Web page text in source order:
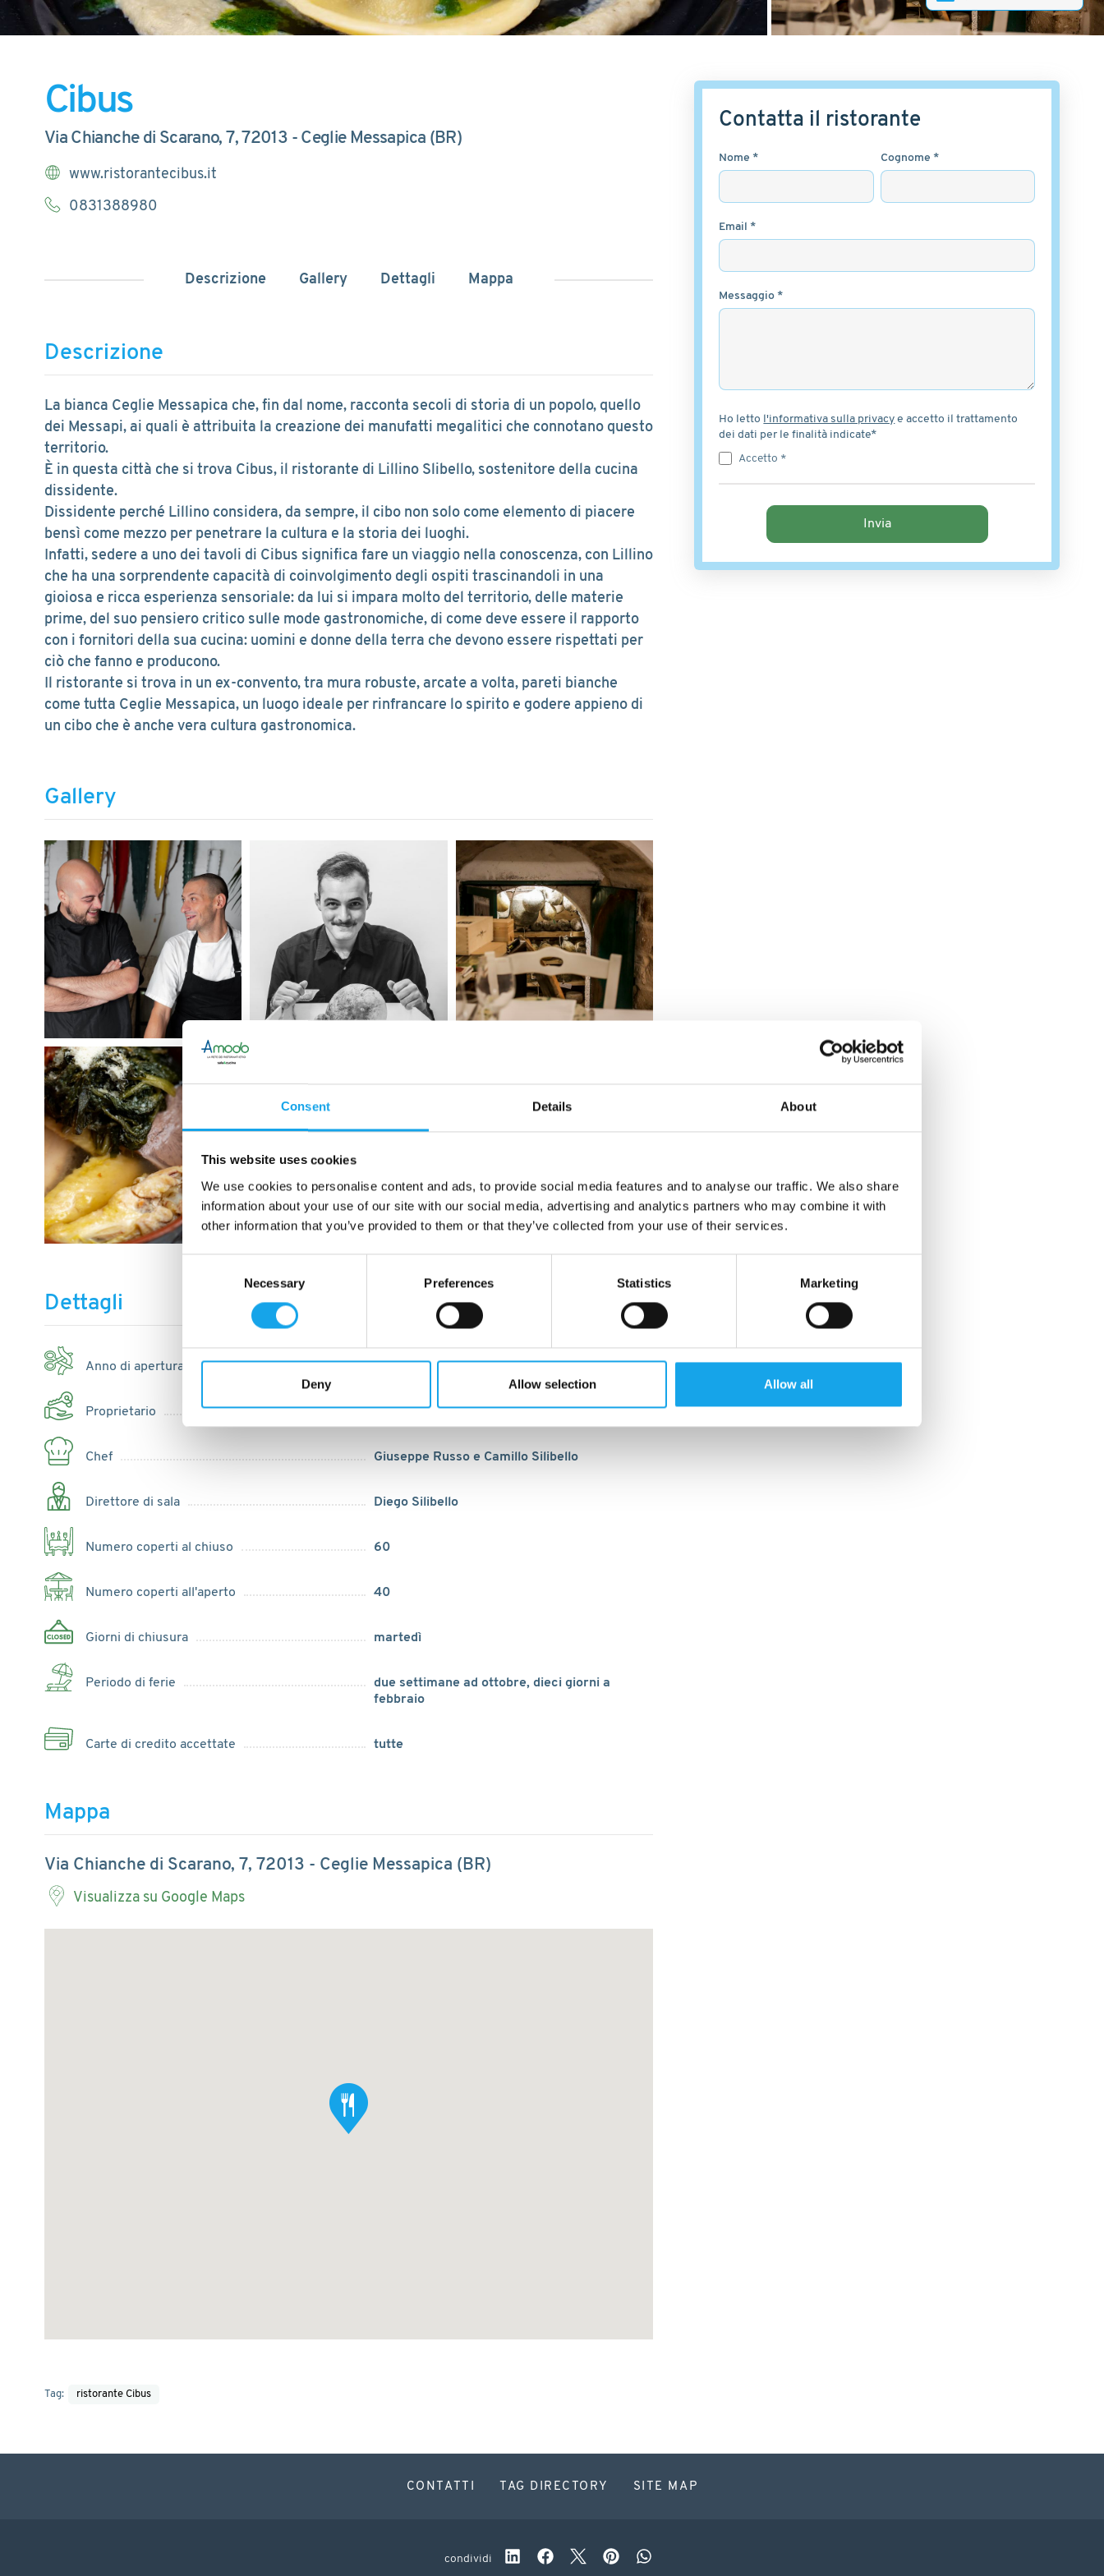
Consent Details About
This website uses cookies
We use cookies to personalise content and ads, to provide social media features and to analyse our traffic. We also share
information about your use of our site with our social media, advertising and analytics partners who may combine it with
other information that you’ve provided to them or that they’ve collected from your use of their services.
Necessary Preferences Statistics Marketing
Deny Allow selection Allow all
Cibus
Via Chianche di Scarano, 7, 72013 - Ceglie Messapica (BR)
www.ristorantecibus.it
0831388980
Descrizione Gallery Dettagli Mappa
Descrizione
La bianca Ceglie Messapica che, fin dal nome, racconta secoli di storia di un popolo, quello
dei Messapi, ai quali è attribuita la creazione dei manufatti megalitici che connotano questo
territorio.
È in questa città che si trova Cibus, il ristorante di Lillino Slibello, sostenitore della cucina
dissidente.
Dissidente perché Lillino considera, da sempre, il cibo non solo come elemento di piacere
bensì come mezzo per penetrare la cultura e la storia dei luoghi.
Infatti, sedere a uno dei tavoli di Cibus significa fare un viaggio nella conoscenza, con Lillino
che ha una sorprendente capacità di coinvolgimento degli ospiti trascinandoli in una
gioiosa e ricca esperienza sensoriale: da lui si impara molto del territorio, delle materie
prime, del suo pensiero critico sulle mode gastronomiche, di come deve essere il rapporto
con i fornitori della sua cucina: uomini e donne della terra che devono essere rispettati per
ciò che fanno e producono.
Il ristorante si trova in un ex-convento, tra mura robuste, arcate a volta, pareti bianche
come tutta Ceglie Messapica, un luogo ideale per rinfrancare lo spirito e godere appieno di
un cibo che è anche vera cultura gastronomica.
Gallery
Dettagli
Anno di apertura 1994
Proprietario Angelo Silibello
Chef Giuseppe Russo e Camillo Silibello
Direttore di sala Diego Silibello
Numero coperti al chiuso 60
Numero coperti all'aperto 40
Giorni di chiusura martedì
Periodo di ferie
due settimane ad ottobre, dieci giorni a
febbraio
Carte di credito accettate tutte
Mappa
Via Chianche di Scarano, 7, 72013 - Ceglie Messapica (BR)
Visualizza su Google Maps
Contatta il ristorante
Nome * Cognome *
Email *
Messaggio *
Ho letto l'informativa sulla privacy e accetto il trattamento
dei dati per le finalità indicate*
Accetto *
Tag: ristorante Cibus
CONTATTI TAG DIRECTORY SITE MAP
condividi